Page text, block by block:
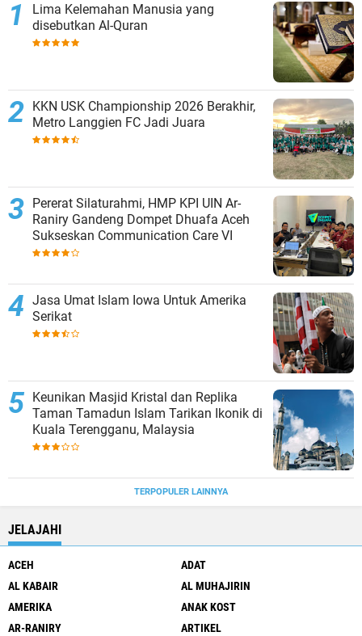
Lima Kelemahan Manusia yang
disebutkan Al-Quran
KKN USK Championship 2026 Berakhir,
Metro Langgien FC Jadi Juara
Pererat Silaturahmi, HMP KPI UIN Ar-
Raniry Gandeng Dompet Dhuafa Aceh
Sukseskan Communication Care VI
Jasa Umat Islam Iowa Untuk Amerika
Serikat
Keunikan Masjid Kristal dan Replika
Taman Tamadun Islam Tarikan Ikonik di
Kuala Terengganu, Malaysia
TERPOPULER LAINNYA
JELAJAHI
ACEH
ADAT
AL KABAIR
AL MUHAJIRIN
AMERIKA
ANAK KOST
AR-RANIRY
ARTIKEL